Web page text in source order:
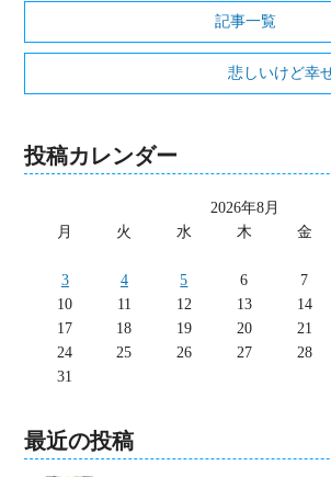
記事一覧
悲しいけど幸
投稿カレンダー
2026年8月
月
火 水 木 金
3
4 5 6 7
10
11 12 13 14
17
18 19 20 21
24
25 26 27 28
31
最近の投稿